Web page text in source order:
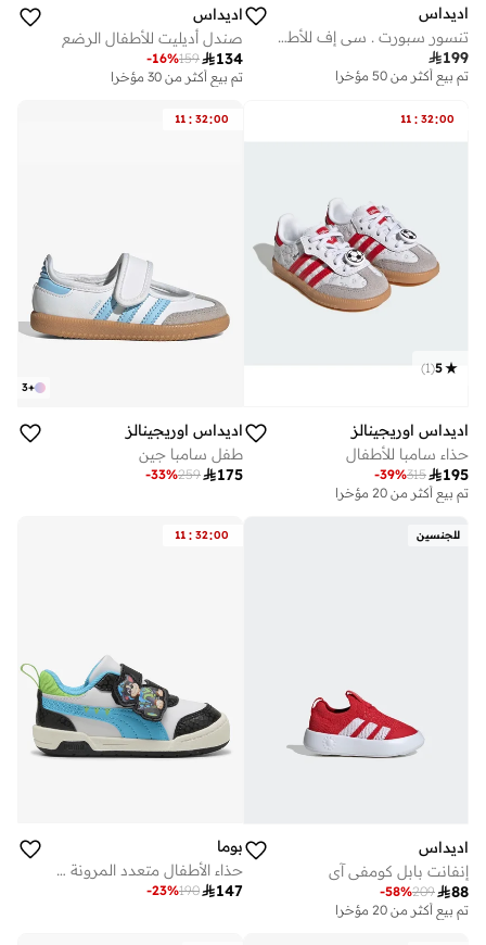
اديداس
تنسور سبورت . سي إف للأطفال الرضع
199
تم بيع أكثر من 50 مؤخرا
اديداس
صندل أديليت للأطفال الرضع
134
159
-16%
تم بيع أكثر من 30 مؤخرا
11 : 32:00
5
(
1
)
اديداس اوريجينالز
حذاء سامبا للأطفال
195
315
-39%
تم بيع أكثر من 20 مؤخرا
11 : 32:00
+
3
اديداس اوريجينالز
طفل سامبا جين
175
259
-33%
للجنسين
اديداس
إنفانت بابل كومفي آي
88
209
-58%
تم بيع أكثر من 20 مؤخرا
11 : 32:00
بوما
حذاء الأطفال متعدد المرونة سلاحف النينجا
147
190
-23%